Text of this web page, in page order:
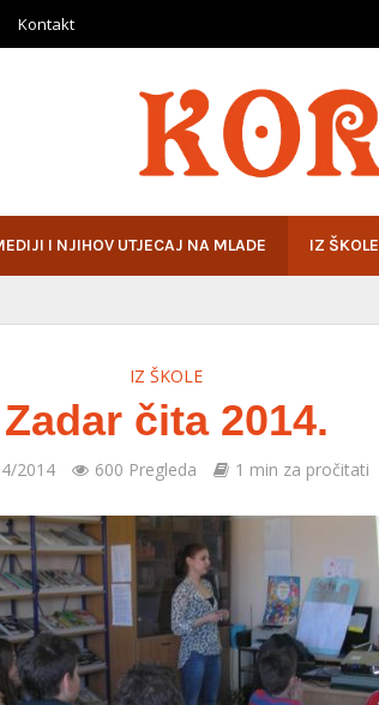
Kontakt
I NJIHOV UTJECAJ NA MLADE IZ ŠKOLE
IZ ŠKOLE
Zadar čita 2014.
2014 600 Pregleda 1 min za pročitati